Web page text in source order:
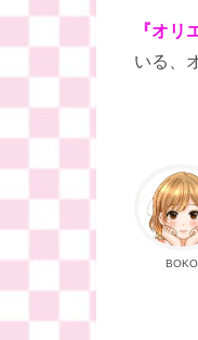
『オリ
いる、
BOKO